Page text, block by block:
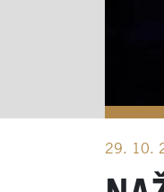
29. 10.